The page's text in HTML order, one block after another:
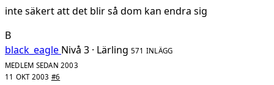
inte säkert att det blir så dom kan endra sig
B
black_eagle Nivå 3 · Lärling 571 INLÄGG
MEDLEM SEDAN 2003
11 OKT 2003 #6